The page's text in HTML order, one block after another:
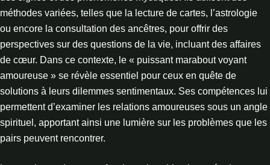
méthodes variées, telles que la lecture de cartes, l’astrologie
ou encore la consultation des ancêtres, pour offrir des
perspectives sur des questions de la vie, incluant des affaires
de cœur. Dans ce contexte, le « puissant marabout voyant
amoureuse » se révèle essentiel pour ceux en quête de
solutions à leurs dilemmes sentimentaux. Ses compétences lui
permettent d’examiner les relations amoureuses sous un angle
spirituel, apportant ainsi une lumière sur les problèmes que les
pairs peuvent rencontrer.